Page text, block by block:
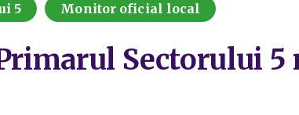
5 Monitor oficial local
Sectorului 5